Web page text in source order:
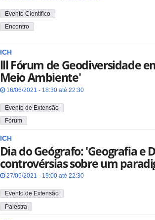
Evento Científico
Encontro
ICH
lll Fórum de Geodiversidade
Meio Ambiente'
16/06/2021 - 18:30 até 22:30
Evento de Extensão
Fórum
ICH
Dia do Geógrafo: 'Geografia e
controvérsias sobre um
27/05/2021 - 19:00 até 22:30
Evento de Extensão
Palestra